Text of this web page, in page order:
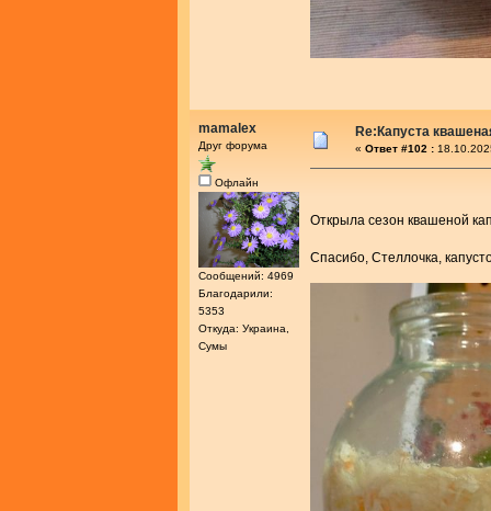
mamalex
Друг форума
Офлайн
Сообщений: 4969
Благодарили:
5353
Откуда: Украина,
Сумы
Re:Капуста
« Ответ #102 :
Открыла сезон квашеной
Спасибо, Стеллочка,